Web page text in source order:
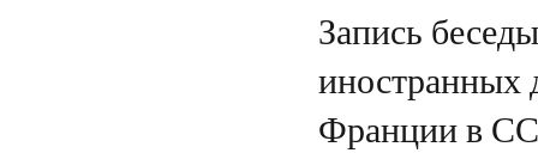
Запись
Франции в